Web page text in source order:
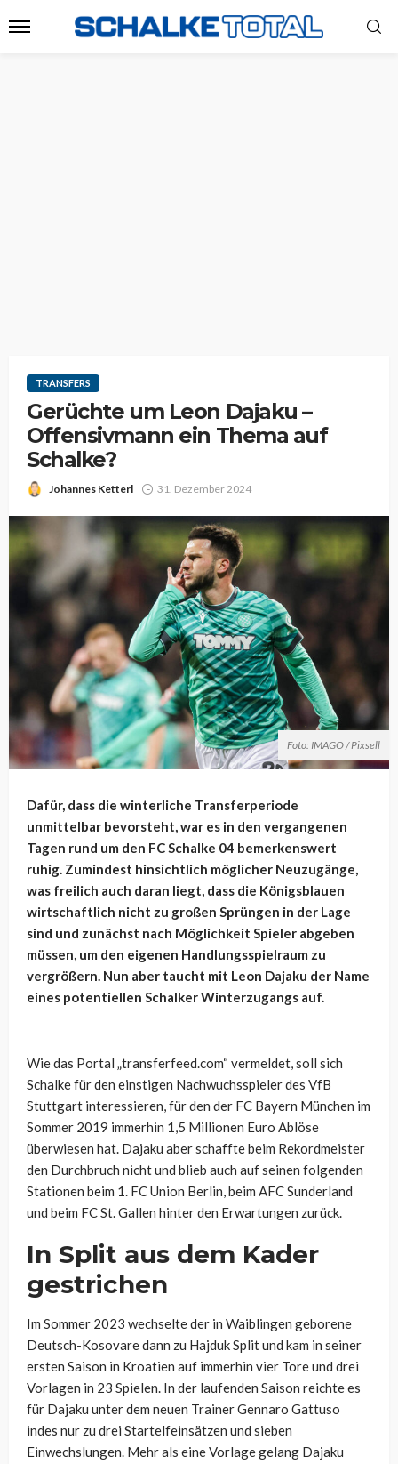
TRANSFERS
Gerüchte um Leon Dajaku –
Offensivmann ein Thema auf
Schalke?
Johannes Ketterl 31. Dezember 2024
Foto: IMAGO / Pixsell
Dafür, dass die winterliche Transferperiode
unmittelbar bevorsteht, war es in den vergangenen
Tagen rund um den FC Schalke 04 bemerkenswert
ruhig. Zumindest hinsichtlich möglicher Neuzugänge,
was freilich auch daran liegt, dass die Königsblauen
wirtschaftlich nicht zu großen Sprüngen in der Lage
sind und zunächst nach Möglichkeit Spieler abgeben
müssen, um den eigenen Handlungsspielraum zu
vergrößern. Nun aber taucht mit Leon Dajaku der Name
eines potentiellen Schalker Winterzugangs auf.
Wie das Portal „transferfeed.com“ vermeldet, soll sich
Schalke für den einstigen Nachwuchsspieler des VfB
Stuttgart interessieren, für den der FC Bayern München im
Sommer 2019 immerhin 1,5 Millionen Euro Ablöse
überwiesen hat. Dajaku aber schaffte beim Rekordmeister
den Durchbruch nicht und blieb auch auf seinen folgenden
Stationen beim 1. FC Union Berlin, beim AFC Sunderland
und beim FC St. Gallen hinter den Erwartungen zurück.
In Split aus dem Kader
gestrichen
Im Sommer 2023 wechselte der in Waiblingen geborene
Deutsch-Kosovare dann zu Hajduk Split und kam in seiner
ersten Saison in Kroatien auf immerhin vier Tore und drei
Vorlagen in 23 Spielen. In der laufenden Saison reichte es
für Dajaku unter dem neuen Trainer Gennaro Gattuso
indes nur zu drei Startelfeinsätzen und sieben
Einwechslungen. Mehr als eine Vorlage gelang Dajaku